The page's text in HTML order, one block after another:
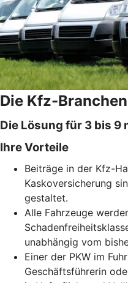
Die Kfz-
Die Lösung für 3 bis
Ihre Vorteile
Beiträge in der Kfz-
Kaskoversicherung
gestaltet.
Alle Fahrzeuge
unabhängig vom
Einer der PKW im
Geschäftsführerin